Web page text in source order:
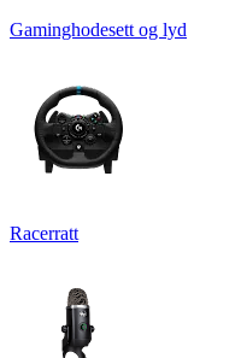
Gaminghodesett og lyd
Racerratt